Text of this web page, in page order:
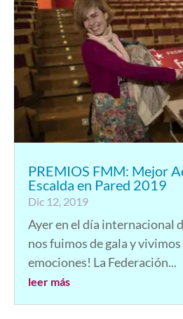
PREMIOS FMM: Mejor
Escalda en Pared 2019
Dic 12, 2019
Ayer en el día internacional
nos fuimos de gala y
emociones! La Federación...
leer más